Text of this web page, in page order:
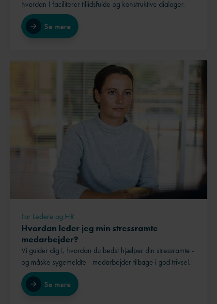
hvordan I faciliterer tillidsfulde og konstruktive dialoger.
Se mere
For Ledere og HR
Hvordan leder jeg min stressramte
medarbejder?
Vi guider dig i, hvordan du bedst hjælper din stressramte -
og måske sygemeldte - medarbejder tilbage i god trivsel.
Se mere